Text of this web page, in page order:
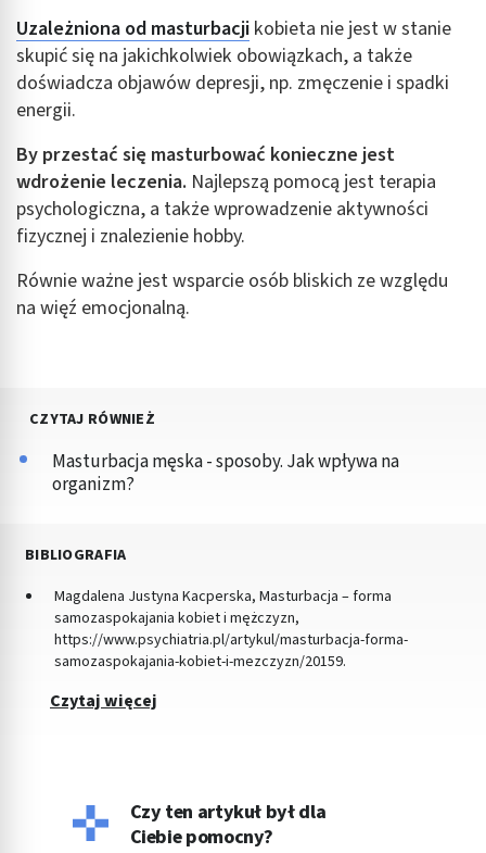
Uzależniona od masturbacji kobieta nie jest w stanie
skupić się na jakichkolwiek obowiązkach, a także
doświadcza objawów depresji, np. zmęczenie i spadki
energii.
By przestać się masturbować konieczne jest
wdrożenie leczenia. Najlepszą pomocą jest terapia
psychologiczna, a także wprowadzenie aktywności
fizycznej i znalezienie hobby.
Równie ważne jest wsparcie osób bliskich ze względu
na więź emocjonalną.
CZYTAJ RÓWNIEŻ
Masturbacja męska - sposoby. Jak wpływa na
organizm?
BIBLIOGRAFIA
Magdalena Justyna Kacperska, Masturbacja – forma
samozaspokajania kobiet i mężczyzn,
https://www.psychiatria.pl/artykul/masturbacja-forma-
samozaspokajania-kobiet-i-mezczyzn/20159.
Czytaj więcej
Czy ten artykuł był dla
Ciebie pomocny?